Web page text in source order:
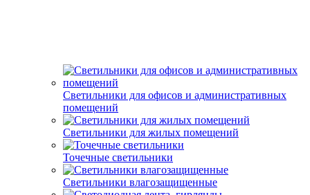
Светильники для офисов и административных
помещений
Светильники для жилых помещений
Точечные светильники
Светильники влагозащищенные